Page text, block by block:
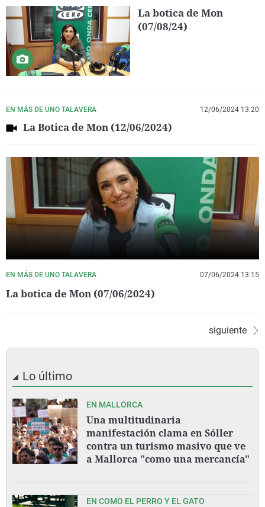
La botica de Mon
(07/08/24)
EN MÁS DE UNO TALAVERA 12/06/2024 13:20
La Botica de Mon (12/06/2024)
EN MÁS DE UNO TALAVERA 07/06/2024 13:15
La botica de Mon (07/06/2024)
siguiente
Lo último
EN MALLORCA
Una multitudinaria
manifestación clama en Sóller
contra un turismo masivo que ve
a Mallorca "como una mercancía"
EN COMO EL PERRO Y EL GATO